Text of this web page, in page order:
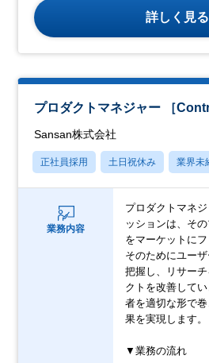
詳しく見る
プロダクトマネジャー ［
Sansan株式会社
正社員採用 土日祝休み 業界未
業務内容
プロダクトマネ
ッションは、そ
をマーケットに
そのためにユー
把握し、リサー
クトを改善して
者を適切な形で
果を実現します。
▼業務の流れ